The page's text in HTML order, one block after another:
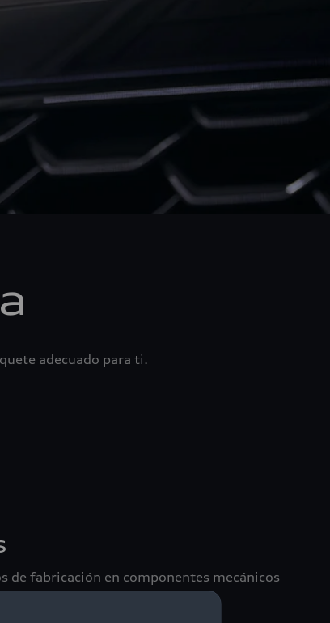
adecuado para ti.
de fabricación en componentes mecánicos
o suma asegurada